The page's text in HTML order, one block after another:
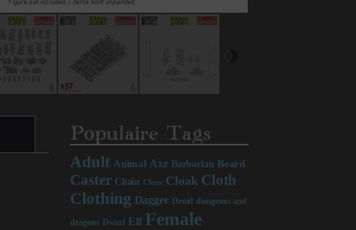
Populaire Tags
Adult Animal Axe Barbarian Beard
Caster Chain Cleric Cloak Cloth
Clothing Dagger Druid dungeons and
dragons Dwarf Elf Female